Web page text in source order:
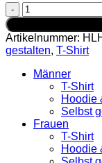
Heimatliebe
T-
Shirt
Weiß
Herren
mit
Wunschstadt
Menge
Artikelnummer:
gestalten, T-Shirt
Männer
T-Shirt
Hoodie
Selbst
Frauen
T-Shirt
Hoodie